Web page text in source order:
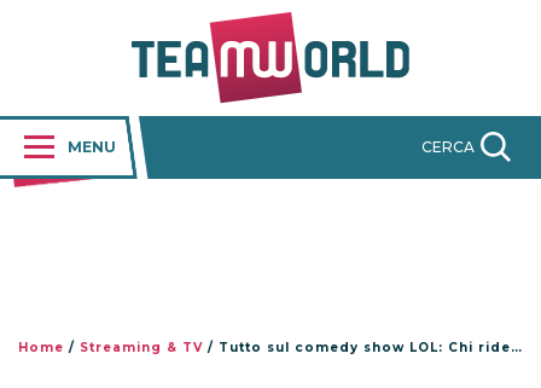
MENU CERCA
Home / Streaming & TV / Tutto sul comedy show LOL: Chi ride è fuori su Prime Video